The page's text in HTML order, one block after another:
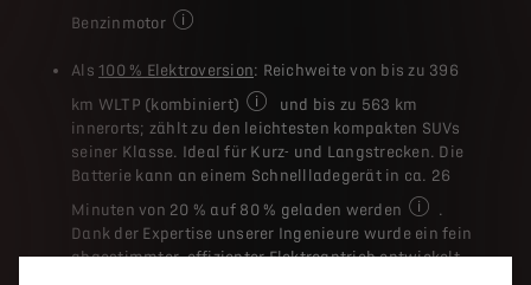
Benzinmotor
Als 100 % Elektroversion: Reichweite von bis zu 396
km WLTP (kombiniert)
Rechtliche Hinweise ¹ Die Werte
und bis zu 563 km
innerorts; zählt zu den leichtesten kompakten SUVs
seiner Klasse. Ideal für Kurz- und Langstrecken. Die
Batterie kann an einem Schnellladegerät in ca. 26
Minuten von 20 % auf 80 % geladen werden
An einem
.
Dank der Expertise unserer Ingenieure wurde ein fein
abgestimmter, effizienter Elektroantrieb entwickelt,